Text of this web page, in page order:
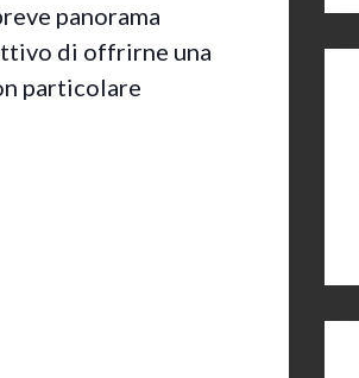
panorama
di offrirne una
particolare